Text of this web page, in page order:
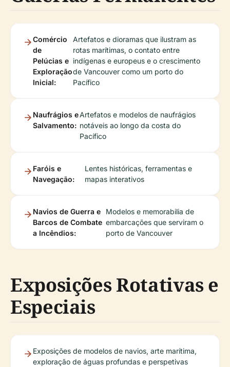
Comércio
de
Pelúcias e
Exploração
Inicial:
Artefatos e dioramas que ilustram as
rotas marítimas, o contato entre
indígenas e europeus e o crescimento
de Vancouver como um porto do
Pacífico
Naufrágios e
Salvamento:
Artefatos e modelos de naufrágios
notáveis ao longo da costa do
Pacífico
Faróis e
Navegação:
Lentes históricas, ferramentas e
mapas interativos
Navios de Guerra e
Barcos de Combate
a Incêndios:
Modelos e memorabilia de
embarcações que serviram o
porto de Vancouver
Exposições Rotativas e
Especiais
Exposições de modelos de navios, arte marítima,
exploração de águas profundas e perspetivas